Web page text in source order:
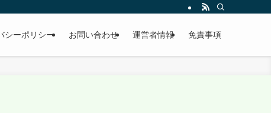
シーポリシー お問い合わせ 運営者情報 免責事項